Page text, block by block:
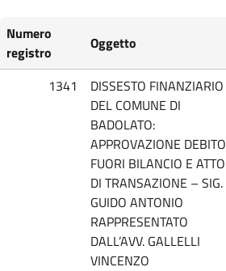
Numero
registro
Oggetto
1341
DISSESTO FINANZIARIO
DEL COMUNE DI
BADOLATO:
APPROVAZIONE DEBITO
FUORI BILANCIO E ATTO
DI TRANSAZIONE – SIG.
GUIDO ANTONIO
RAPPRESENTATO
DALL’AVV. GALLELLI
VINCENZO